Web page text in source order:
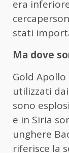
era
stati
Ma dove
Gold
utilizzati
sono
e in Siria
unghere
riferisce la